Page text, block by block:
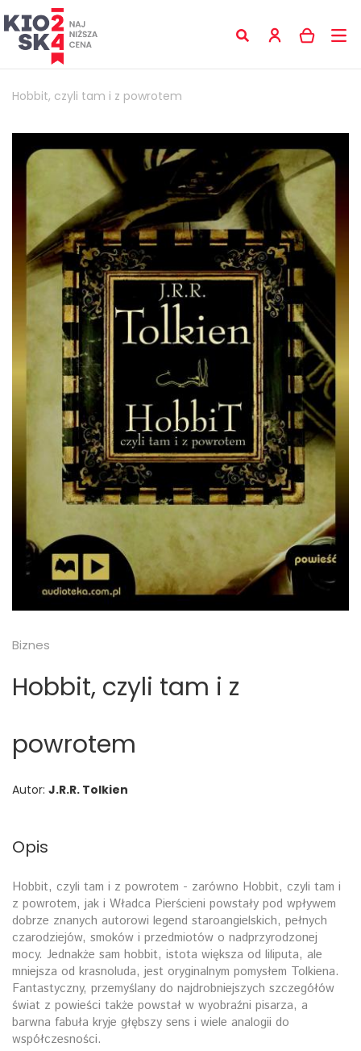
Hobbit, czyli tam i z powrotem
Biznes
Hobbit, czyli tam i z
powrotem
Autor: J.R.R. Tolkien
Opis
Hobbit, czyli tam i z powrotem - zarówno Hobbit, czyli tam i
z powrotem, jak i Władca Pierścieni powstały pod wpływem
dobrze znanych autorowi legend staroangielskich, pełnych
czarodziejów, smoków i przedmiotów o nadprzyrodzonej
mocy. Jednakże sam hobbit, istota większa od liliputa, ale
mniejsza od krasnoluda, jest oryginalnym pomysłem Tolkiena.
Fantastyczny, przemyślany do najdrobniejszych szczegółów
świat z powieści także powstał w wyobraźni pisarza, a
barwna fabuła kryje głębszy sens i wiele analogii do
współczesności.